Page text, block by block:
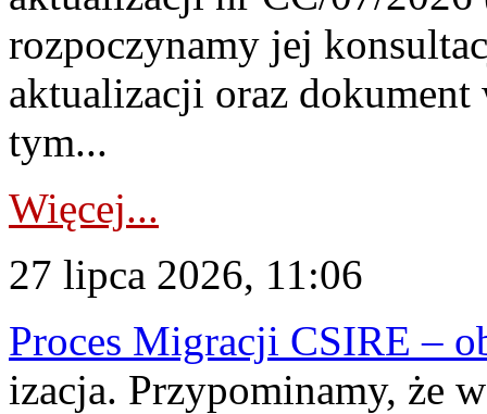
rozpoczynamy jej
aktualizacji oraz
tym...
Więcej...
27 lipca 2026, 11:06
Proces Migracji CSIRE –
izacja. Przypominamy, że